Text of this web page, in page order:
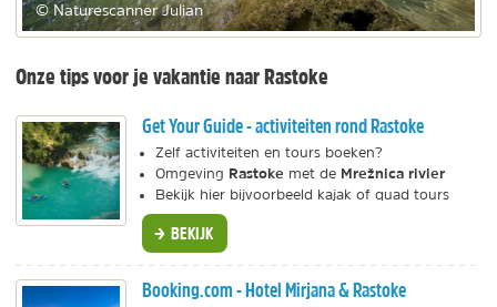
© Naturescanner Julian
Onze tips voor je vakantie naar Rastoke
Get Your Guide - activiteiten rond Rastoke
Zelf activiteiten en tours boeken?
Omgeving Rastoke met de Mrežnica rivier
Bekijk hier bijvoorbeeld kajak of quad tours
BEKIJK
Booking.com - Hotel Mirjana & Rastoke